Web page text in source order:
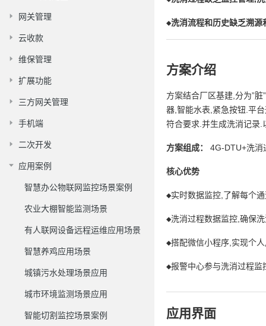
网关管理
云收款
维保管理
扩展功能
三方网关管理
手机端
二次开发
应用案例
智慧办公物联网监控场景案例
农业大棚智能监测场景
有人联网设备远程运维应用场景
智慧养鸡应用场景
城镇污水处理场景应用
城市环境监测场景应用
智能切割监控场景案例
◆洗消流程和历史缺乏溯源
方案介绍
方案结合厂区基建,分为”
器,智能水表,紧急按钮.平
符合要求.并生成洗消记录
方案组成： 4G-DTU+洗消
核心优势
◆实时数据监控,了解每个
◆洗消过程数据监控,确保
◆搭配微信小程序,实现个
◆报警中心参与洗消过程监
应用界面